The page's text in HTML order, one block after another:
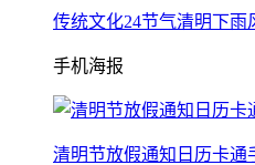
传统文化24节气清明下雨
手机海报
清明节放假通知日历卡通